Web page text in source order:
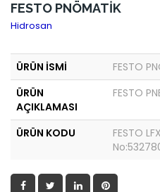
FESTO PNÖMATİK
Hidrosan
ÜRÜN İSMİ
FESTO
ÜRÜN
AÇIKLAMASI
FESTO
ÜRÜN KODU
FESTO